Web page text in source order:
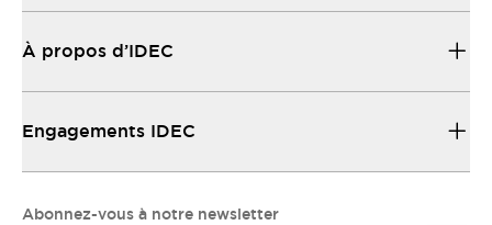
À propos d’IDEC
Engagements IDEC
Abonnez-vous à notre newsletter